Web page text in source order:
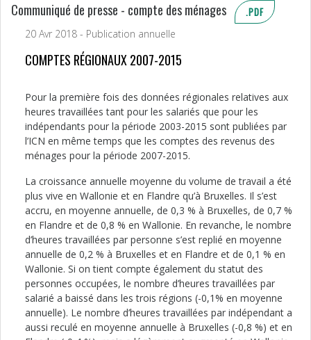
Communiqué de presse - compte des ménages .PDF
20 Avr 2018 - Publication annuelle
COMPTES RÉGIONAUX 2007-2015
Pour la première fois des données régionales relatives aux
heures travaillées tant pour les salariés que pour les
indépendants pour la période 2003-2015 sont publiées par
l’ICN en même temps que les comptes des revenus des
ménages pour la période 2007-2015.
La croissance annuelle moyenne du volume de travail a été
plus vive en Wallonie et en Flandre qu’à Bruxelles. Il s’est
accru, en moyenne annuelle, de 0,3 % à Bruxelles, de 0,7 %
en Flandre et de 0,8 % en Wallonie. En revanche, le nombre
d’heures travaillées par personne s’est replié en moyenne
annuelle de 0,2 % à Bruxelles et en Flandre et de 0,1 % en
Wallonie. Si on tient compte également du statut des
personnes occupées, le nombre d’heures travaillées par
salarié a baissé dans les trois régions (-0,1% en moyenne
annuelle). Le nombre d’heures travaillées par indépendant a
aussi reculé en moyenne annuelle à Bruxelles (-0,8 %) et en